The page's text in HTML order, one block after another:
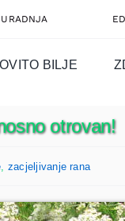
BILJE
otrovan!
zacjeljivanje rana